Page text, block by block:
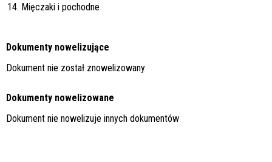
14. Mięczaki i pochodne
Dokumenty nowelizujące
Dokument nie został znowelizowany
Dokumenty nowelizowane
Dokument nie nowelizuje innych dokumentów